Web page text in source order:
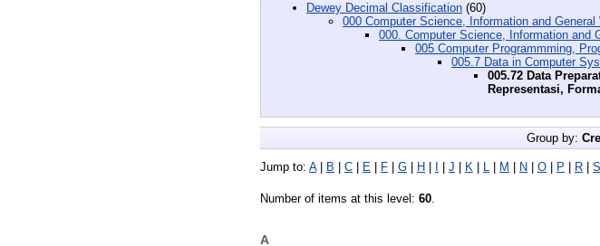
Dewey Decimal Classification (60)
000 Computer Science, Information and
000. Computer Science, Information and
005 Computer Programmming,
005.7 Data in Computer
005.72 Data
Representasi,
Group by:
Jump to: A| B C E F G H J K L M N O P R S
Number of items at this level: 60.
A